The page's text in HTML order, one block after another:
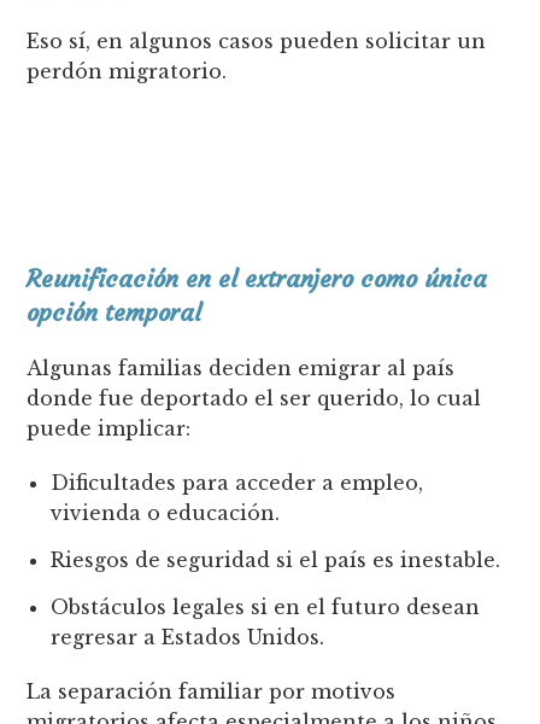
Eso sí, en algunos casos pueden solicitar un
perdón migratorio.
Reunificación en el extranjero como única
opción temporal
Algunas familias deciden emigrar al país
donde fue deportado el ser querido, lo cual
puede implicar:
Dificultades para acceder a empleo,
vivienda o educación.
Riesgos de seguridad si el país es inestable.
Obstáculos legales si en el futuro desean
regresar a Estados Unidos.
La separación familiar por motivos